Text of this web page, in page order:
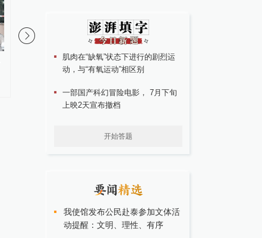
哥伦比亚新任总统德拉埃斯普列
伊朗总统：伊方未在涉
肌肉在“缺氧”状态下进行的剧烈运
动，与“有氧运动”相区别
一部国产科幻冒险电影， 7月下旬
上映2天宣布撤档
开始答题
我使馆发布公民赴泰参加文体活
动提醒：文明、理性、有序